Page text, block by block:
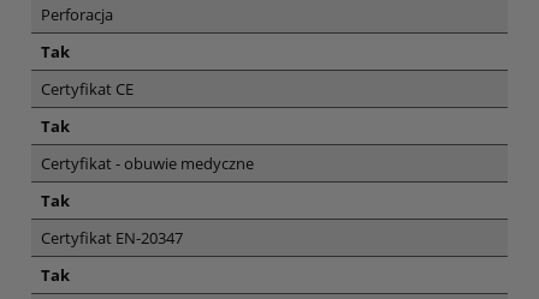
Perforacja
Tak
Certyfikat CE
Tak
Certyfikat - obuwie medyczne
Tak
Certyfikat EN-20347
Tak